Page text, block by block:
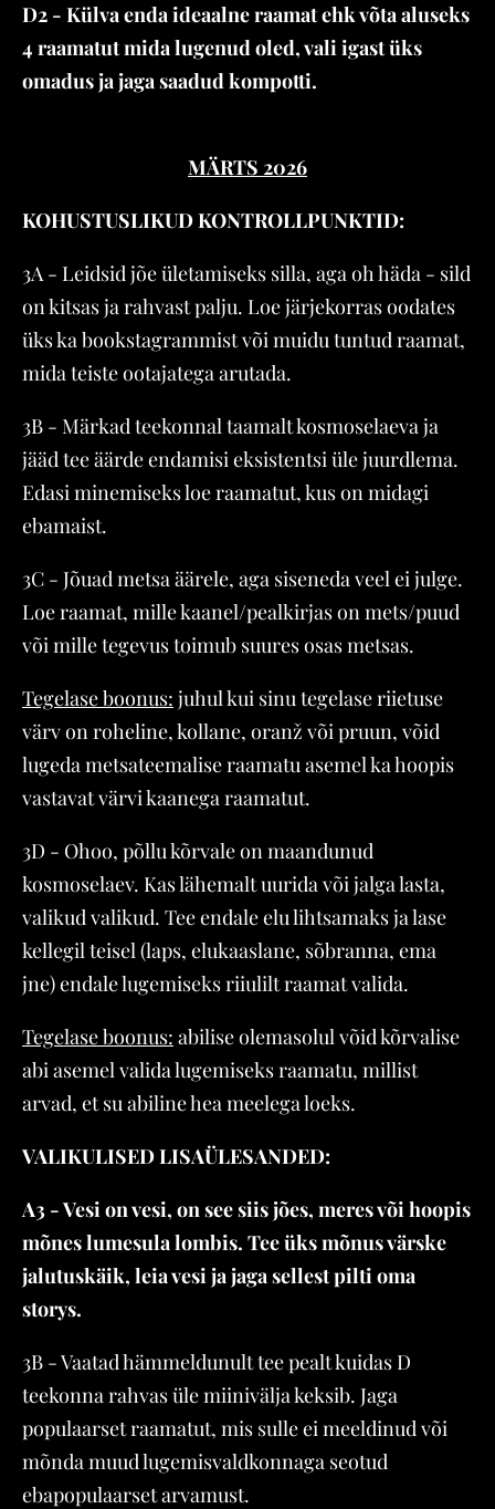
D2 - Külva enda ideaalne raamat ehk võta aluseks
4 raamatut mida lugenud oled, vali igast üks
omadus ja jaga saadud kompotti.
MÄRTS 2026
KOHUSTUSLIKUD KONTROLLPUNKTID:
3A - Leidsid jõe ületamiseks silla, aga oh häda - sild
on kitsas ja rahvast palju. Loe järjekorras oodates
üks ka bookstagrammist või muidu tuntud raamat,
mida teiste ootajatega arutada.
3B - Märkad teekonnal taamalt kosmoselaeva ja
jääd tee äärde endamisi eksistentsi üle juurdlema.
Edasi minemiseks loe raamatut, kus on midagi
ebamaist.
3C - Jõuad metsa äärele, aga siseneda veel ei julge.
Loe raamat, mille kaanel/pealkirjas on mets/puud
või mille tegevus toimub suures osas metsas.
Tegelase boonus: juhul kui sinu tegelase riietuse
värv on roheline, kollane, oranž või pruun, võid
lugeda metsateemalise raamatu asemel ka hoopis
vastavat värvi kaanega raamatut.
3D - Ohoo, põllu kõrvale on maandunud
kosmoselaev. Kas lähemalt uurida või jalga lasta,
valikud valikud. Tee endale elu lihtsamaks ja lase
kellegil teisel (laps, elukaaslane, sõbranna, ema
jne) endale lugemiseks riiulilt raamat valida.
Tegelase boonus: abilise olemasolul võid kõrvalise
abi asemel valida lugemiseks raamatu, millist
arvad, et su abiline hea meelega loeks.
VALIKULISED LISAÜLESANDED:
A3 - Vesi on vesi, on see siis jões, meres või hoopis
mõnes lumesula lombis. Tee üks mõnus värske
jalutuskäik, leia vesi ja jaga sellest pilti oma
storys.
3B - Vaatad hämmeldunult tee pealt kuidas D
teekonna rahvas üle miinivälja keksib. Jaga
populaarset raamatut, mis sulle ei meeldinud või
mõnda muud lugemisvaldkonnaga seotud
ebapopulaarset arvamust.